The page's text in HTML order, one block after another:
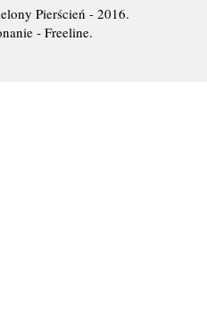
Pierścień - 2016.
- Freeline.